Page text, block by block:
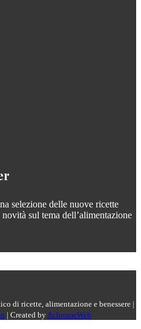
selezione delle nuove ricette
sul tema dell’alimentazione
di ricette, alimentazione e benessere |
| Created byAchromeWeb